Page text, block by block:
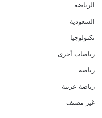
الرياضة
السعودية
تكنولوجيا
رياضات أخرى
رياضة
رياضة عربية
غير مصنف